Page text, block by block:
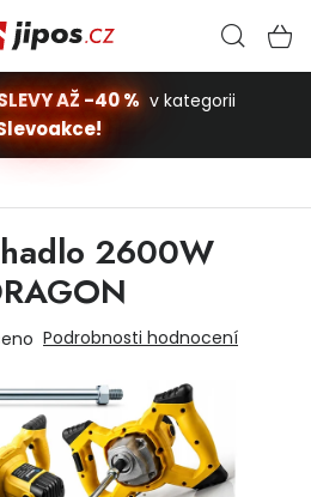
AŽ -40 % v kategorii
2600W
Podrobnosti hodnocení